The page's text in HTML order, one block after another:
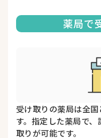
薬局で
受け取りの薬局は全
す。指定した薬局で
取りが可能です。